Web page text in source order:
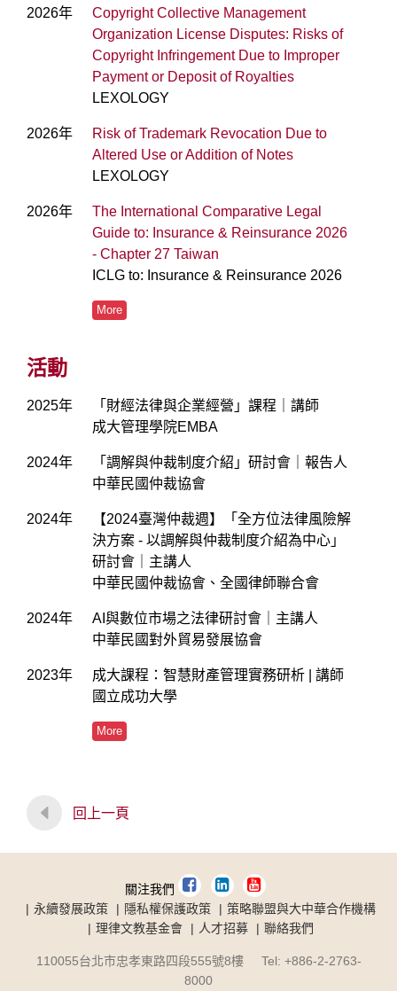
2026年
Copyright Collective Management
Organization License Disputes: Risks of
Copyright Infringement Due to Improper
Payment or Deposit of Royalties
LEXOLOGY
2026年
Risk of Trademark Revocation Due to
Altered Use or Addition of Notes
LEXOLOGY
2026年
The International Comparative Legal
Guide to: Insurance & Reinsurance 2026
- Chapter 27 Taiwan
ICLG to: Insurance & Reinsurance 2026
More
活動
2025年
「財經法律與企業經營」課程｜講師
成大管理學院EMBA
2024年
「調解與仲裁制度介紹」研討會｜報告人
中華民國仲裁協會
2024年
【2024臺灣仲裁週】「全方位法律風險解
決方案 - 以調解與仲裁制度介紹為中心」
研討會｜主講人
中華民國仲裁協會、全國律師聯合會
2024年
AI與數位市場之法律研討會｜主講人
中華民國對外貿易發展協會
2023年
成大課程：智慧財產管理實務研析 | 講師
國立成功大學
More
回上一頁
關注我們
永續發展政策
隱私權保護政策
策略聯盟與大中華合作機構
理律文教基金會
人才招募 聯絡我們
110055台北市忠孝東路四段555號8樓 Tel: +886-2-2763-
8000